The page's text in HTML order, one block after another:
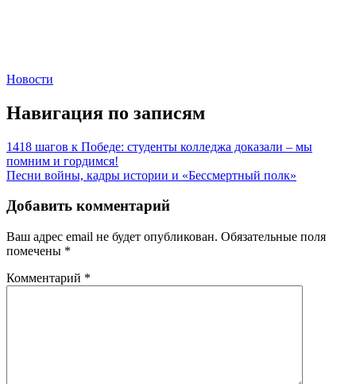
Новости
Навигация по записям
1418 шагов к Победе: студенты колледжа доказали – мы
помним и гордимся!
Песни войны, кадры истории и «Бессмертный полк»
Добавить комментарий
Ваш адрес email не будет опубликован. Обязательные поля
помечены *
Комментарий *